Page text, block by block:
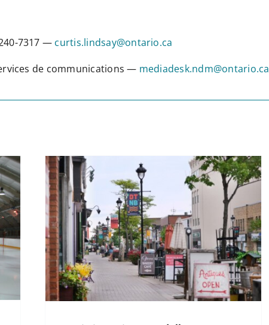
7317 — curtis.lindsay@ontario.ca
de communications — mediadesk.ndm@ontario.ca